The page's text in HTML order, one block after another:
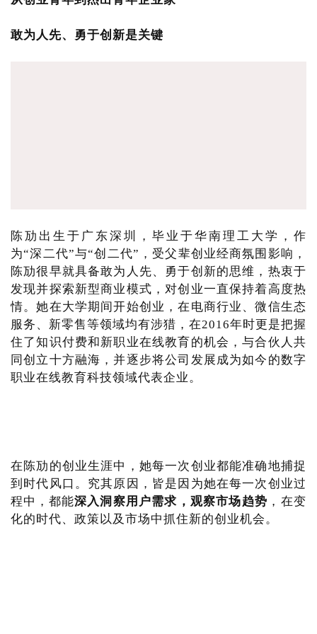
敢为人先、勇于创新是关键
陈劢出生于广东深圳，毕业于华南理工大学，作
为“深二代”与“创二代”，受父辈创业经商氛围影响，
陈劢很早就具备敢为人先、勇于创新的思维，热衷于
发现并探索新型商业模式，对创业一直保持着高度热
情。她在大学期间开始创业，在电商行业、微信生态
服务、新零售等领域均有涉猎，在2016年时更是把握
住了知识付费和新职业在线教育的机会，与合伙人共
同创立十方融海，并逐步将公司发展成为如今的数字
职业在线教育科技领域代表企业。
在陈劢的创业生涯中，她每一次创业都能准确地捕捉
到时代风口。究其原因，皆是因为她在每一次创业过
程中，都能深入洞察用户需求，观察市场趋势 ，在变
化的时代、政策以及市场中抓住新的创业机会。